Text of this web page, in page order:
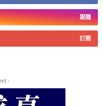
跟隨
訂閱
-